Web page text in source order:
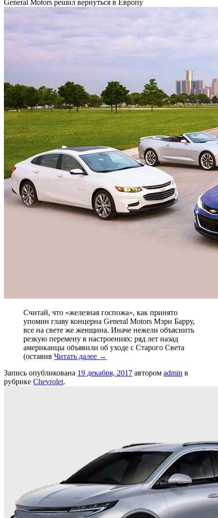
General Motors решил вернуться в Европу
Считай, что «железная госпожа», как принято
упомин главу концерна General Motors Мэри Барру,
все на свете же женщина. Иначе нежели объяснить
резкую перемену в настроениях: ряд лет назад
американцы объявили об уходе с Старого Света
(оставив Читать далее →
Запись опубликована 19 декабря, 2017 автором admin в
рубрике Chevrolet.